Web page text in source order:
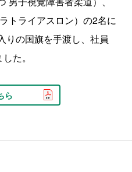
トライアスロン）の2名に
りの国旗を手渡し、社員
た。
ら